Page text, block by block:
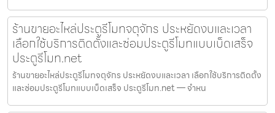
ร้านขายอะไหล่ประตูรีโมทจตุจักร ประหยัดงบและเวลา
เลือกใช้บริการติดตั้งและซ่อมประตูรีโมทแบบเบ็ดเสร็จ
ประตูรีโมท.net
ร้านขายอะไหล่ประตูรีโมทจตุจักร ประหยัดงบและเวลา เลือกใช้บริการติดตั้ง
และซ่อมประตูรีโมทแบบเบ็ดเสร็จ ประตูรีโมท.net — จำหน